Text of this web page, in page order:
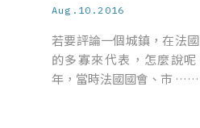
Aug.10.2016
若要評論一個城鎮，在法國
的多寡來代表，怎麼說
年，當時法國國會、市 ……